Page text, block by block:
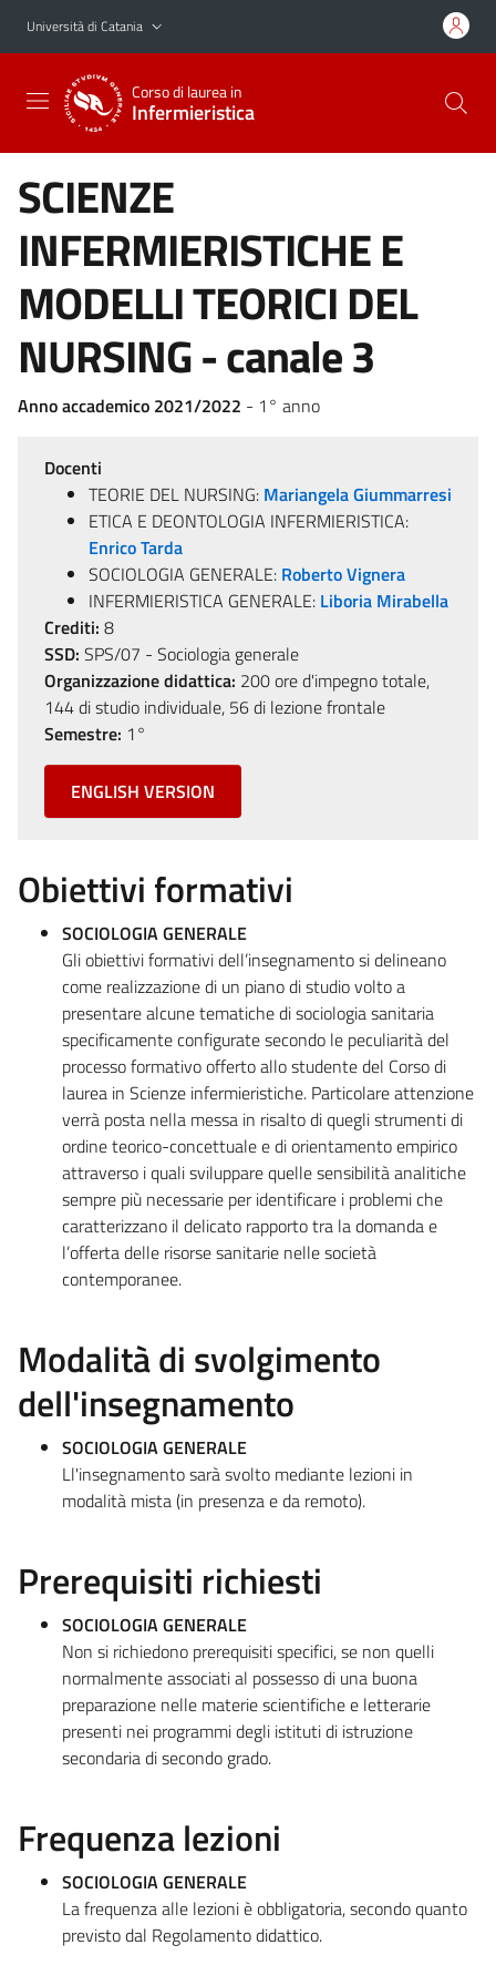
Vai al contenuto principale
Vai al menu di navigazione
Università di Catania
Corso di laurea in
Infermieristica
SCIENZE
INFERMIERISTICHE E
MODELLI TEORICI DEL
NURSING - canale 3
Anno accademico 2021/2022 - 1° anno
Docenti
TEORIE DEL NURSING: Mariangela Giummarresi
ETICA E DEONTOLOGIA INFERMIERISTICA:
Enrico Tarda
SOCIOLOGIA GENERALE: Roberto Vignera
INFERMIERISTICA GENERALE: Liboria Mirabella
Crediti: 8
SSD: SPS/07 - Sociologia generale
Organizzazione didattica: 200 ore d'impegno totale,
144 di studio individuale, 56 di lezione frontale
Semestre: 1°
ENGLISH VERSION
Obiettivi formativi
SOCIOLOGIA GENERALE
Gli obiettivi formativi dell’insegnamento si delineano
come realizzazione di un piano di studio volto a
presentare alcune tematiche di sociologia sanitaria
specificamente configurate secondo le peculiarità del
processo formativo offerto allo studente del Corso di
laurea in Scienze infermieristiche. Particolare attenzione
verrà posta nella messa in risalto di quegli strumenti di
ordine teorico-concettuale e di orientamento empirico
attraverso i quali sviluppare quelle sensibilità analitiche
sempre più necessarie per identificare i problemi che
caratterizzano il delicato rapporto tra la domanda e
l’offerta delle risorse sanitarie nelle società
contemporanee.
Modalità di svolgimento
dell'insegnamento
SOCIOLOGIA GENERALE
Ll'insegnamento sarà svolto mediante lezioni in
modalità mista (in presenza e da remoto).
Prerequisiti richiesti
SOCIOLOGIA GENERALE
Non si richiedono prerequisiti specifici, se non quelli
normalmente associati al possesso di una buona
preparazione nelle materie scientifiche e letterarie
presenti nei programmi degli istituti di istruzione
secondaria di secondo grado.
Frequenza lezioni
SOCIOLOGIA GENERALE
La frequenza alle lezioni è obbligatoria, secondo quanto
previsto dal Regolamento didattico.